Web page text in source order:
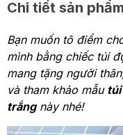
Chi tiết sản phẩm
Bạn muốn tô điểm
mình bằng chiếc túi
mang tặng người
và tham khảo mẫu
trắngnày nhé!